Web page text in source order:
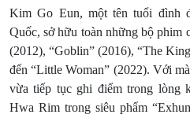
Kim Go Eun, một tên tuổi đình
Quốc, sở hữu toàn những bộ phim
(2012), “Goblin” (2016), “The
đến “Little Woman” (2022). Với
vừa tiếp tục ghi điểm trong lòng
Hwa Rim trong siêu phẩm